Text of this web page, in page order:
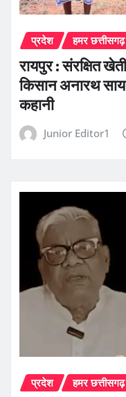
प्रदेश हमर छत्तीसगढ़
रायपुर : संरक्षित
किसान अनारथ साय
कहानी
Junior Editor1
प्रदेश हमर छत्तीसगढ़